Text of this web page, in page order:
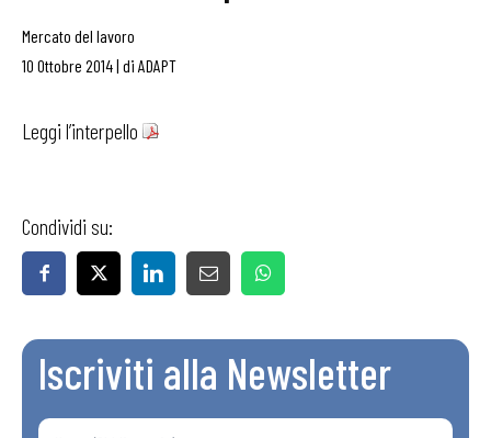
Mercato del lavoro
10 Ottobre 2014| di ADAPT
Leggi l’interpello
Condividi su:
Iscriviti alla Newsletter